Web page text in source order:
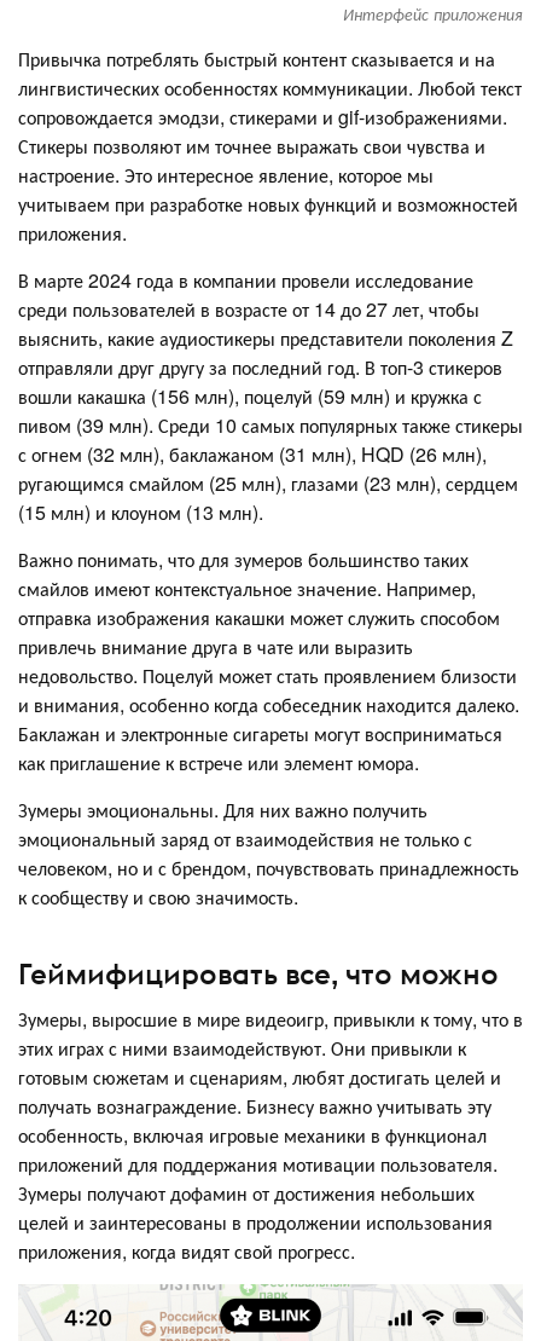
Интерфейс приложения
Привычка потреблять быстрый контент сказывается и на
лингвистических особенностях коммуникации. Любой текст
сопровождается эмодзи, стикерами и gif-изображениями.
Стикеры позволяют им точнее выражать свои чувства и
настроение. Это интересное явление, которое мы
учитываем при разработке новых функций и возможностей
приложения.
В марте 2024 года в компании провели исследование
среди пользователей в возрасте от 14 до 27 лет, чтобы
выяснить, какие аудиостикеры представители поколения Z
отправляли друг другу за последний год. В топ-3 стикеров
вошли какашка (156 млн), поцелуй (59 млн) и кружка с
пивом (39 млн). Среди 10 самых популярных также стикеры
с огнем (32 млн), баклажаном (31 млн), HQD (26 млн),
ругающимся смайлом (25 млн), глазами (23 млн), сердцем
(15 млн) и клоуном (13 млн).
Важно понимать, что для зумеров большинство таких
смайлов имеют контекстуальное значение. Например,
отправка изображения какашки может служить способом
привлечь внимание друга в чате или выразить
недовольство. Поцелуй может стать проявлением близости
и внимания, особенно когда собеседник находится далеко.
Баклажан и электронные сигареты могут восприниматься
как приглашение к встрече или элемент юмора.
Зумеры эмоциональны. Для них важно получить
эмоциональный заряд от взаимодействия не только с
человеком, но и с брендом, почувствовать принадлежность
к сообществу и свою значимость.
Геймифицировать все, что можно
Зумеры, выросшие в мире видеоигр, привыкли к тому, что в
этих играх с ними взаимодействуют. Они привыкли к
готовым сюжетам и сценариям, любят достигать целей и
получать вознаграждение. Бизнесу важно учитывать эту
особенность, включая игровые механики в функционал
приложений для поддержания мотивации пользователя.
Зумеры получают дофамин от достижения небольших
целей и заинтересованы в продолжении использования
приложения, когда видят свой прогресс.